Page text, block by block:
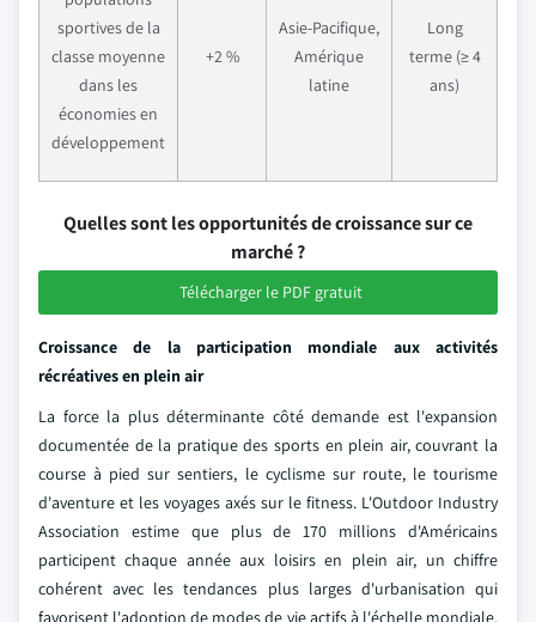
sportives de la
classe moyenne
dans les
économies en
développement
+2 %
Asie-Pacifique,
Amérique
latine
Long
terme (≥ 4
ans)
Quelles sont les opportunités de croissance sur ce
marché ?
Télécharger le PDF gratuit
Croissance de la participation mondiale aux activités
récréatives en plein air
La force la plus déterminante côté demande est l'expansion
documentée de la pratique des sports en plein air, couvrant la
course à pied sur sentiers, le cyclisme sur route, le tourisme
d'aventure et les voyages axés sur le fitness. L'Outdoor Industry
Association estime que plus de 170 millions d'Américains
participent chaque année aux loisirs en plein air, un chiffre
cohérent avec les tendances plus larges d'urbanisation qui
favorisent l'adoption de modes de vie actifs à l'échelle mondiale.